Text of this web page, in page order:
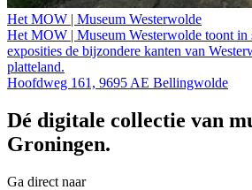
Het MOW | Museum Westerwolde
Het MOW | Museum Westerwolde toont in
exposities de bijzondere kanten van
platteland.
Hoofdweg 161, 9695 AE Bellingwolde
Dé digitale collectie van
Groningen.
Ga direct naar